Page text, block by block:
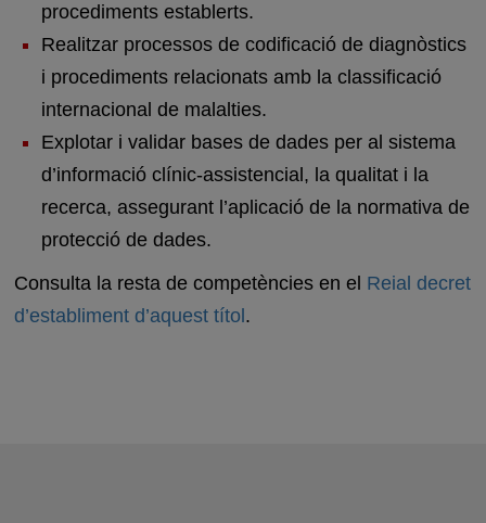
procediments establerts.
Realitzar processos de codificació de diagnòstics
i procediments relacionats amb la classificació
internacional de malalties.
Explotar i validar bases de dades per al sistema
d’informació clínic-assistencial, la qualitat i la
recerca, assegurant l’aplicació de la normativa de
protecció de dades.
Consulta la resta de competències en el Reial decret
d’establiment d’aquest títol .